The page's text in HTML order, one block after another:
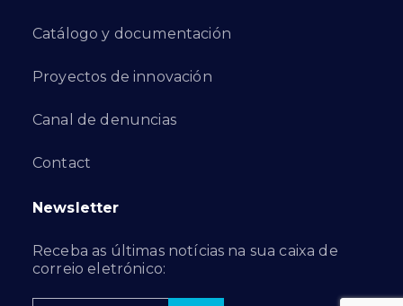
Catálogo y documentación
Proyectos de innovación
Canal de denuncias
Contact
Newsletter
Receba as últimas notícias na sua caixa de
correio eletrónico: